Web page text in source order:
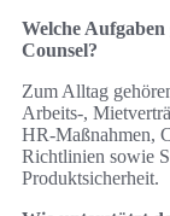
Welche Aufgaben
Counsel?
Zum Alltag
Arbeits-,
HR‑Maßnahmen,
Richtlinien sowie
Produktsicherheit.